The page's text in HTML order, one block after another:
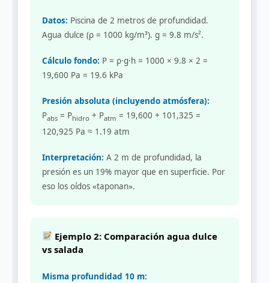
Datos: Piscina de 2 metros de profundidad.
Agua dulce (ρ = 1000 kg/m³). g = 9.8 m/s².
Cálculo fondo: P = ρ·g·h = 1000 × 9.8 × 2 =
19,600 Pa = 19.6 kPa
Presión absoluta (incluyendo atmósfera):
Pabs = Phidro + Patm = 19,600 + 101,325 =
120,925 Pa ≈ 1.19 atm
Interpretación: A 2 m de profundidad, la
presión es un 19% mayor que en superficie. Por
eso los oídos «taponan».
Ejemplo 2: Comparación agua dulce
vs salada
Misma profundidad 10 m: